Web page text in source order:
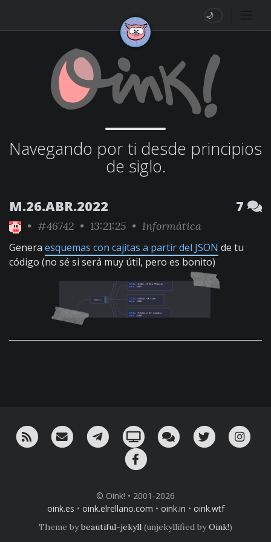
🌙
Navegando por ti desde principios
de siglo.
M.26.ABR.2022 7
• #46742 • 13:21:25 • Informática
Genera esquemas con cajitas a partir del JSON de tu
código (no sé si será muy útil, pero es bonito)
RSS ¡Mándame un email!¡Nuestro canal en Telegram!
Oink! TV Charla con nosotros
Twitter
© Oink! • 2001-2026
oink.es • oink.elrellano.com • oink.in • oink.wtf
Theme bybeautiful-jekyll (unjekyllified byOink!)